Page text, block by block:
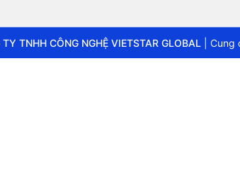
TY TNHH CÔNG NGHỆ VIETSTAR GLOBAL Cung